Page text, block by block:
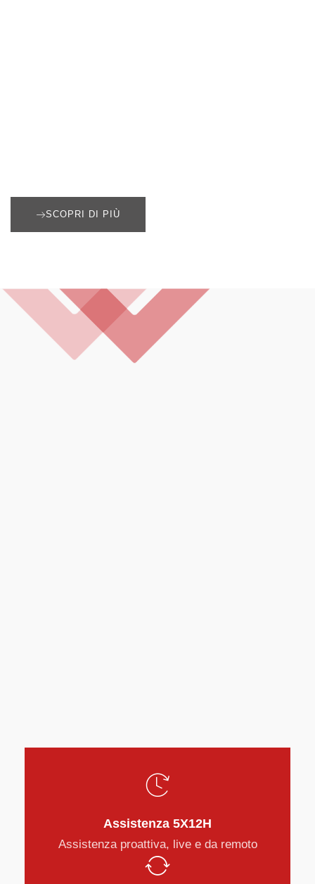
SCOPRI DI PIÙ
Assistenza 5X12H
Assistenza proattiva, live e da remoto